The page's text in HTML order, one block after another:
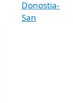
Donostia-
San